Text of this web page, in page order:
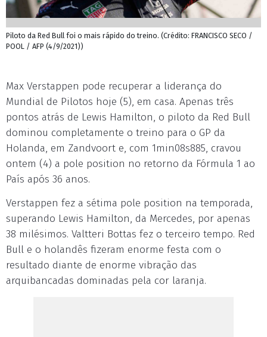
Piloto da Red Bull foi o mais rápido do treino. (Crédito: FRANCISCO SECO /
POOL / AFP (4/9/2021))
Max Verstappen pode recuperar a liderança do
Mundial de Pilotos hoje (5), em casa. Apenas três
pontos atrás de Lewis Hamilton, o piloto da Red Bull
dominou completamente o treino para o GP da
Holanda, em Zandvoort e, com 1min08s885, cravou
ontem (4) a pole position no retorno da Fórmula 1 ao
País após 36 anos.
Verstappen fez a sétima pole position na temporada,
superando Lewis Hamilton, da Mercedes, por apenas
38 milésimos. Valtteri Bottas fez o terceiro tempo. Red
Bull e o holandês fizeram enorme festa com o
resultado diante de enorme vibração das
arquibancadas dominadas pela cor laranja.